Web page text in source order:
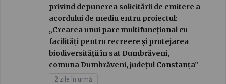
privind depunerea solicitării de emitere a
acordului de mediu entru proiectul:
„Crearea unui parc multifuncțional cu
facilități pentru recreere și protejarea
biodiversității în sat Dumbrăveni,
comuna Dumbrăveni, județul Constanța”
2 zile în urmă